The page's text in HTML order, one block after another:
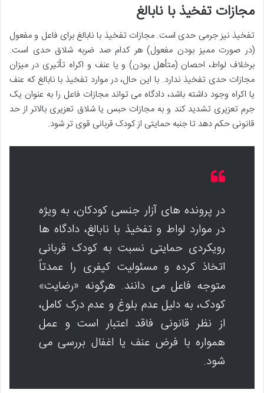
مجازات تفخیذ با نابالغ
تفخیذ نیز جرمی حدی است. مجازات تفخیذ با نابالغ برای فاعل و مفعول
(در صورت ممیز بودن مفعول) هر کدام صد ضربه شلاق حدی است.
برخلاف لواط، احصان (متأهل بودن) و یا عنف و اکراه تأثیری در میزان
مجازات حدی تفخیذ ندارد. با این حال، در موارد تفخیذ با نابالغ که عنف
یا اکراه وجود داشته باشد، دادگاه می تواند مجازات فاعل را به عنوان یک
جرم تعزیری تشدید کند و به مجازات حبس یا شلاق تعزیری بالاتر از حد
قانونی حکم دهد تا جنبه حمایتی از کودک قربانی قوی تر شود.
در پرونده های آزار جنسی کودکان، به ویژه
در موارد لواط و تفخیذ با نابالغ، دادگاه ها
رویکردی حمایتی نسبت به کودک قربانی
اتخاذ کرده و مسئولیت کیفری را عمدتاً
متوجه فاعل می دانند. هرگونه «رضایت»
کودک، به دلیل عدم بلوغ و عدم درک کامل،
از نظر قانونی فاقد اعتبار است و عمل
همواره با فرض عنف یا اغفال بررسی می
شود.